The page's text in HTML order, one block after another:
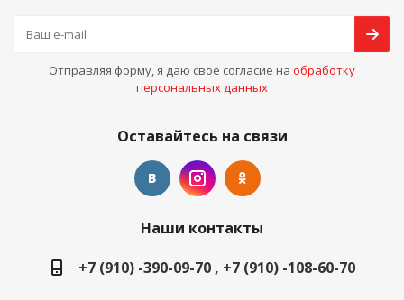
Отправляя форму, я даю свое согласие на обработку
персональных данных
Оставайтесь на связи
Наши контакты
+7 (910) -390-09-70 , +7 (910) -108-60-70